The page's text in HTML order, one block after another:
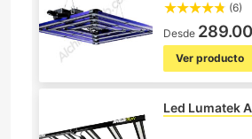
(6)
Desde
Ver producto
Led Lumatek